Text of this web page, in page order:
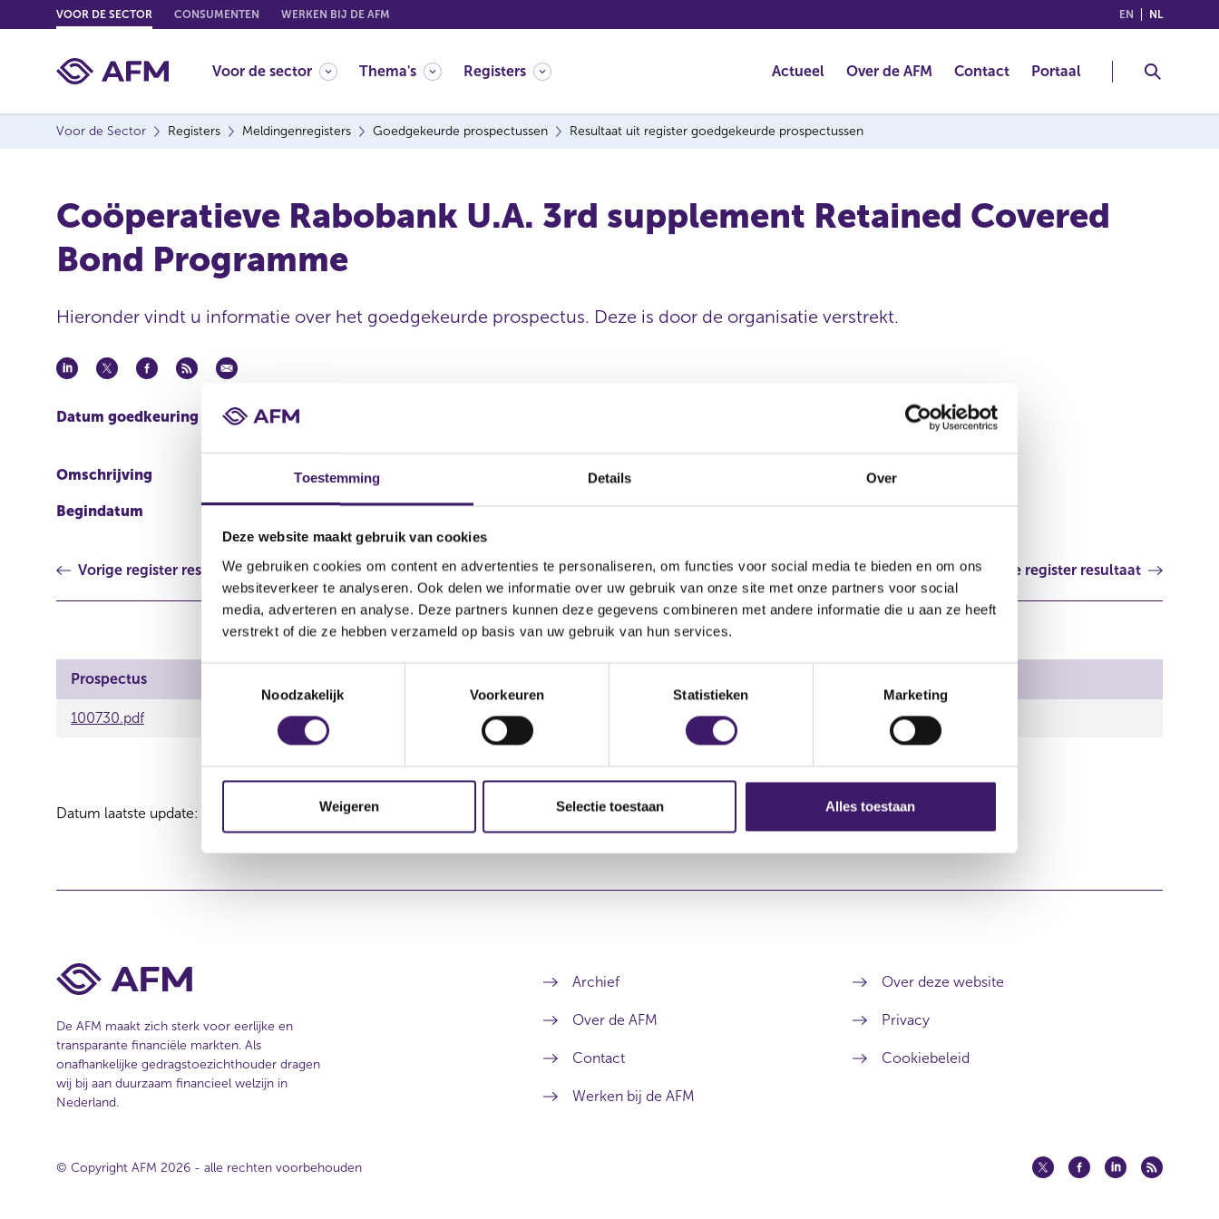
Toestemming Details Over
Deze website maakt gebruik van cookies
We gebruiken cookies om content en advertenties te personaliseren, om functies voor social media te bieden en om ons
websiteverkeer te analyseren. Ook delen we informatie over uw gebruik van onze site met onze partners voor social
media, adverteren en analyse. Deze partners kunnen deze gegevens combineren met andere informatie die u aan ze heeft
verstrekt of die ze hebben verzameld op basis van uw gebruik van hun services.
i
g
c
t
i
e
Noodzakelijk Voorkeuren Statistieken Marketing
Weigeren Selectie toestaan Alles toestaan
o
o
EN (ENGLISH)
NL
VOOR DE SECTOR CONSUMENTEN WERKEN BIJ DE AFM
Voor de sector Thema's Registers Actueel Over de AFM Contact Portaal
Voor de Sector Registers Meldingenregisters Goedgekeurde prospectussen Resultaat uit register goedgekeurde prospectussen
Coöperatieve Rabobank U.A. 3rd supplement Retained Covered
Bond Programme
Hieronder vindt u informatie over het goedgekeurde prospectus. Deze is door de organisatie verstrekt.
Datum goedkeuring 10 feb 2022 Coöperatieve Rabobank U.A.
Omschrijving 3rd supplement Retained Covered Bond Programme Bestandstype Aanvullend document
Begindatum 10 feb 2022
Vorige register resultaat Volgende register resultaat
Prospectus
100730.pdf
Datum laatste update: 07 augustus 2026
Archief
Over de AFM
Contact
Werken bij de AFM
Over deze website
Privacy
Cookiebeleid
De AFM maakt zich sterk voor eerlijke en
transparante financiële markten. Als
onafhankelijke gedragstoezichthouder dragen
wij bij aan duurzaam financieel welzijn in
Nederland.
© Copyright AFM 2026 - alle rechten voorbehouden